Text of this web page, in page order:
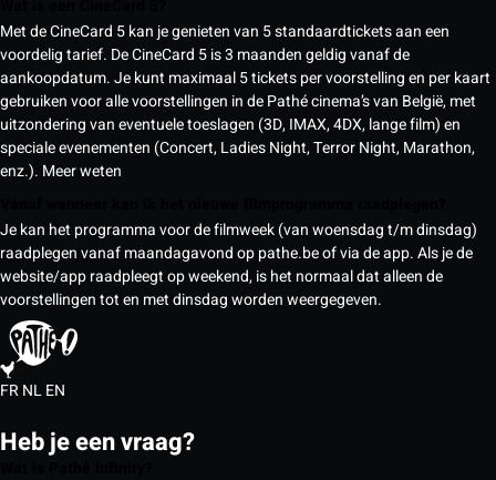
Met de CineCard 5 kan je genieten van 5 standaardtickets aan een
voordelig tarief. De CineCard 5 is 3 maanden geldig vanaf de
aankoopdatum. Je kunt maximaal 5 tickets per voorstelling en per kaart
gebruiken voor alle voorstellingen in de Pathé cinema’s van België, met
uitzondering van eventuele toeslagen (3D, IMAX, 4DX, lange film) en
speciale evenementen (Concert, Ladies Night, Terror Night, Marathon,
enz.). Meer weten
Je kan het programma voor de filmweek (van woensdag t/m dinsdag)
raadplegen vanaf maandagavond op pathe.be of via de app. Als je de
website/app raadpleegt op weekend, is het normaal dat alleen de
voorstellingen tot en met dinsdag worden weergegeven.
FRNLEN
Heb je een vraag?